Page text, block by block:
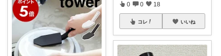
0 0 18
コレ いいね